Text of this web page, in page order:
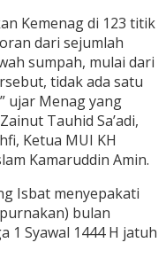
Kemenag di 123 titik
dari sejumlah
sumpah, mulai dari
tidak ada satu
ujar Menag yang
Tauhid Sa’adi,
Ketua MUI KH
Kamaruddin Amin.
Isbat menyepakati
bulan
1 Syawal 1444 H jatuh